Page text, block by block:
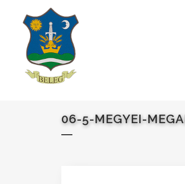
06-5-MEGYEI-